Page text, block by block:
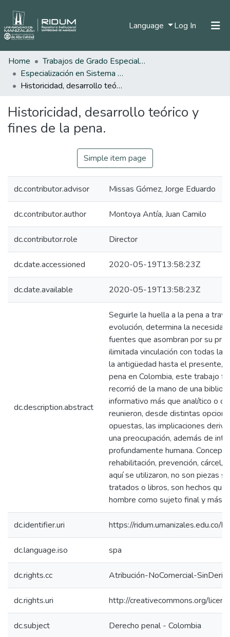
Language Log In (current)
Statistics
Home
Trabajos de Grado Especializaciones
Especialización en Sistema Procesal Penal
Historicidad, desarrollo teórico y fines de la pena.
Historicidad, desarrollo teórico y
fines de la pena.
Simple item page
dc.contributor.advisor Missas Gómez, Jorge Eduardo
dc.contributor.author Montoya Antía, Juan Camilo
dc.contributor.role Director
dc.date.accessioned 2020-05-19T13:58:23Z
dc.date.available 2020-05-19T13:58:23Z
dc.description.abstract
Seguirle la huella a la pena a
evolución, determina la
fuentes que asombran por su
ilimitada vinculación con todas
la antigüedad hasta el presente,
pena en Colombia, este trabajo
recorrió de la mano de una
informativo más que analítico o
reunieron, desde distintas
opuestas, las implicaciones
una preocupación, además de
profundamente humana.
rehabilitación, prevención, cárcel,
aquí se utilizaron, no son piezas
tratados o libros, son hechos que
hombre como sujeto final y más
dc.identifier.uri https://
dc.language.iso spa
dc.rights.cc Atribución-NoComercial-
dc.rights.uri http://creativecommons.org/
dc.subject Derecho penal - Colombia